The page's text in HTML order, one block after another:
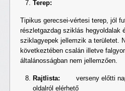
Terep:
Tipikus gerecsei-vértesi terep, jól
részletgazdag sziklás hegyoldalak
sziklagyepek jellemzik a területet.
következtében csalán illetve
általánosságban nem jellemzően.
Rajtlista: verseny előtti
oldalról elérhető